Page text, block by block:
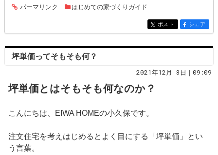
entry157
パーマリンク はじめての家づくりガイド
entry157
ポスト entry157
シェア
坪単価ってそもそも何？
2021年12月 8日｜09:09
坪単価とはそもそも何なのか？
こんにちは、EIWA HOMEの小久保です。
注文住宅を考えはじめるとよく目にする「坪単価」とい
う言葉。